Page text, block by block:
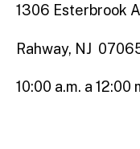
1306 Esterbrook
Rahway, NJ
10:00 a.m. a 12:00